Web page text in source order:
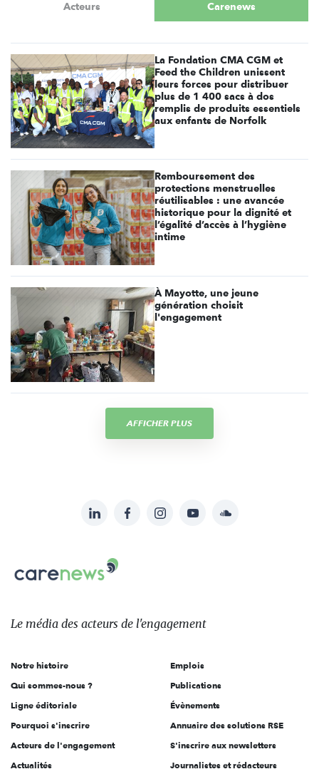
Acteurs Carenews
La Fondation CMA CGM et
Feed the Children unissent
leurs forces pour distribuer
plus de 1 400 sacs à dos
remplis de produits essentiels
aux enfants de Norfolk
Remboursement des
protections menstruelles
réutilisables : une avancée
historique pour la dignité et
l’égalité d’accès à l’hygiène
intime
À Mayotte, une jeune
génération choisit
l'engagement
AFFICHER PLUS
sur:
LinkedInFacebookInstagramYouTubeSoundcloud
Carenews,
Le
des
l'engagement
Le média des acteurs de l'engagement
Notre histoire
Qui sommes-nous ?
Ligne éditoriale
Pourquoi s'inscrire
Acteurs de l'engagement
Actualités
Emplois
Publications
Évènements
Annuaire des solutions RSE
S'inscrire aux newsletters
Journalistes et rédacteurs